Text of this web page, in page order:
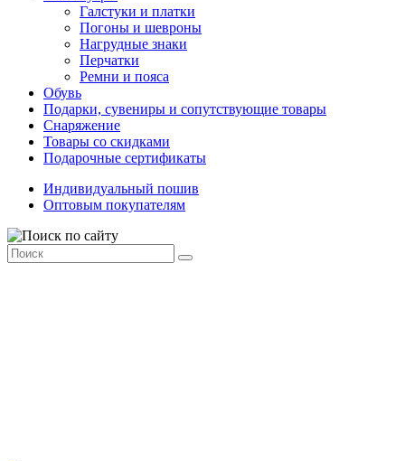
Галстуки и платки
Погоны и шевроны
Нагрудные знаки
Перчатки
Ремни и пояса
Обувь
Подарки, сувениры и сопутствующие товары
Снаряжение
Товары со скидками
Подарочные сертификаты
Индивидуальный пошив
Оптовым покупателям